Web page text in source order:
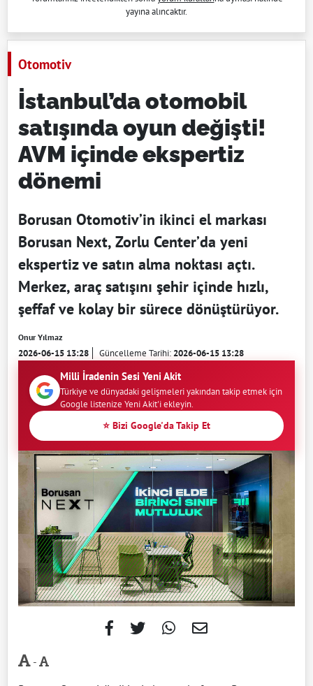
yayına alıncaktır.
Otomotiv
İstanbul’da otomobil
satışında oyun değişti!
AVM içinde ekspertiz
dönemi
Borusan Otomotiv’in ikinci el markası
Borusan Next, Zorlu Center’da yeni
ekspertiz ve satın alma noktası açtı.
Merkez, araç satışını şehir içinde hızlı,
şeffaf ve kolay bir sürece dönüştürüyor.
Onur Yılmaz
2026-06-15 13:28 Güncelleme Tarihi:2026-06-15 13:28
Milli İradenin Sesi Yeni Akit
Türkiye ve dünyadaki gelişmeleri yakından takip etmek için
Google listenize Yeni Akit'i ekleyin.
⭐ Bizi Google'da Takip Et
-